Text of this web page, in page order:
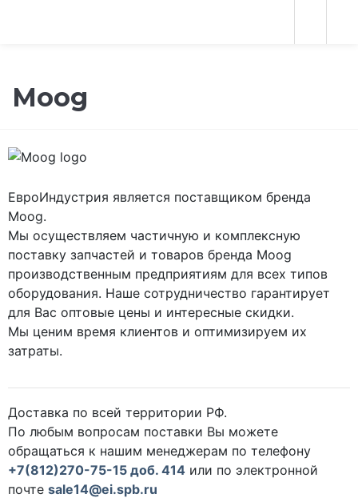
Moog
ЕвроИндустрия является поставщиком бренда
Moog.
Мы осуществляем частичную и комплексную
поставку запчастей и товаров бренда Moog
производственным предприятиям для всех типов
оборудования. Наше сотрудничество гарантирует
для Вас оптовые цены и интересные скидки.
Мы ценим время клиентов и оптимизируем их
затраты.
Доставка по всей территории РФ.
По любым вопросам поставки Вы можете
обращаться к нашим менеджерам по телефону
+7(812)270-75-15 доб. 414 или по электронной
почте sale14@ei.spb.ru